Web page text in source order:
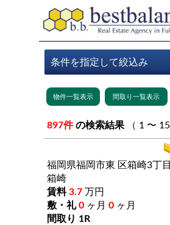
897件 の検索結果
福岡県福岡市東 区箱崎3丁目
箱崎
3.7 万円
0 ヶ月 0 ヶ月
1R